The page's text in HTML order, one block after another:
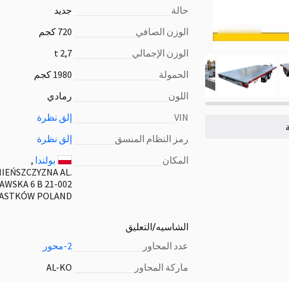
حالة
جديد
الوزن الصافي
720 كجم
الوزن الإجمالي
2,7 t
الحمولة
1980 كجم
اللون
رمادي
VIN
إلق نظرة
رمز النظام المنسق
إلق نظرة
المكان
بولندا ,
AL.
6 B 21-002
POLAND
الشاسيه/التعليق
عدد المحاور
2-محور
ماركة المحاور
AL-KO